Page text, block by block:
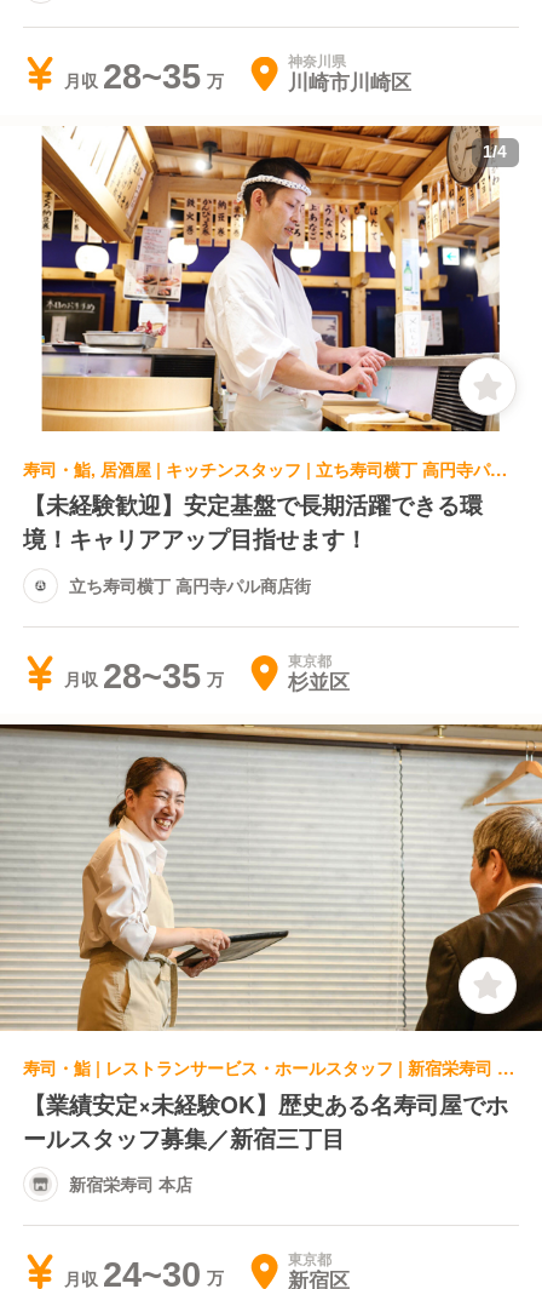
月収 28~35 神奈川県
川崎市川崎区
1/4
寿司・鮨, 居酒屋 | キッチンスタッフ | 立ち寿司横丁 高円寺パル商店街
【未経験歓迎】安定基盤で長期活躍できる環
境！キャリアアップ目指せます！
立ち寿司横丁 高円寺パル商店街
月収 28~35 東京都
杉並区
寿司・鮨 | レストランサービス・ホールスタッフ | 新宿栄寿司 本店
【業績安定×未経験OK】歴史ある名寿司屋でホ
ールスタッフ募集／新宿三丁目
新宿栄寿司 本店
月収 24~30 東京都
新宿区